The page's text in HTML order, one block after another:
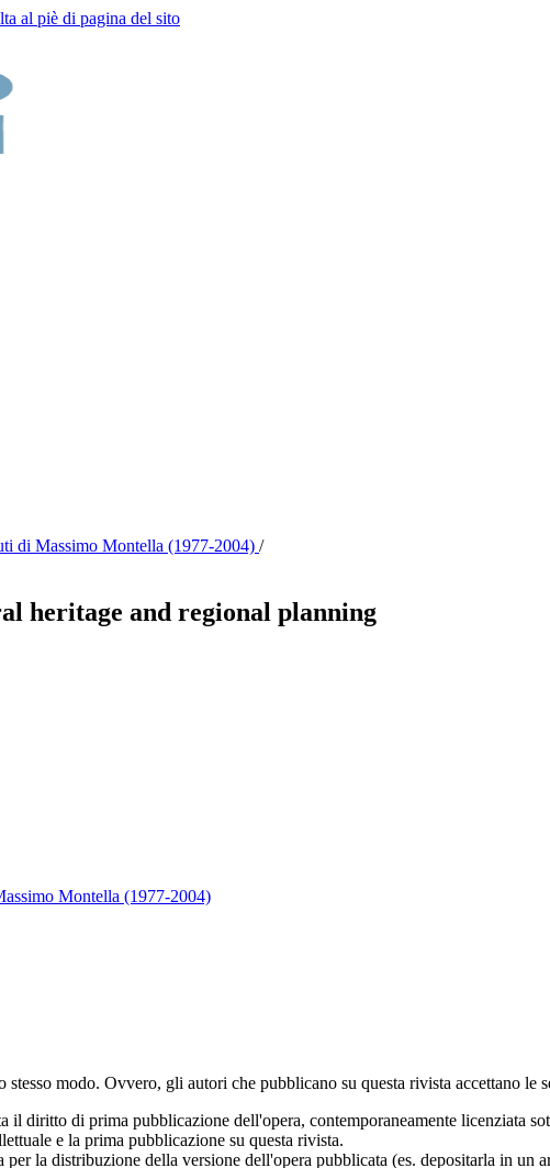
al piè di pagina del sito
di Massimo Montella (1977-2004) /
heritage and regional planning
Montella (1977-2004)
modo. Ovvero, gli autori che pubblicano su questa rivista accettano le
diritto di prima pubblicazione dell'opera, contemporaneamente licenziata
e la prima pubblicazione su questa rivista.
la distribuzione della versione dell'opera pubblicata (es. depositarla in